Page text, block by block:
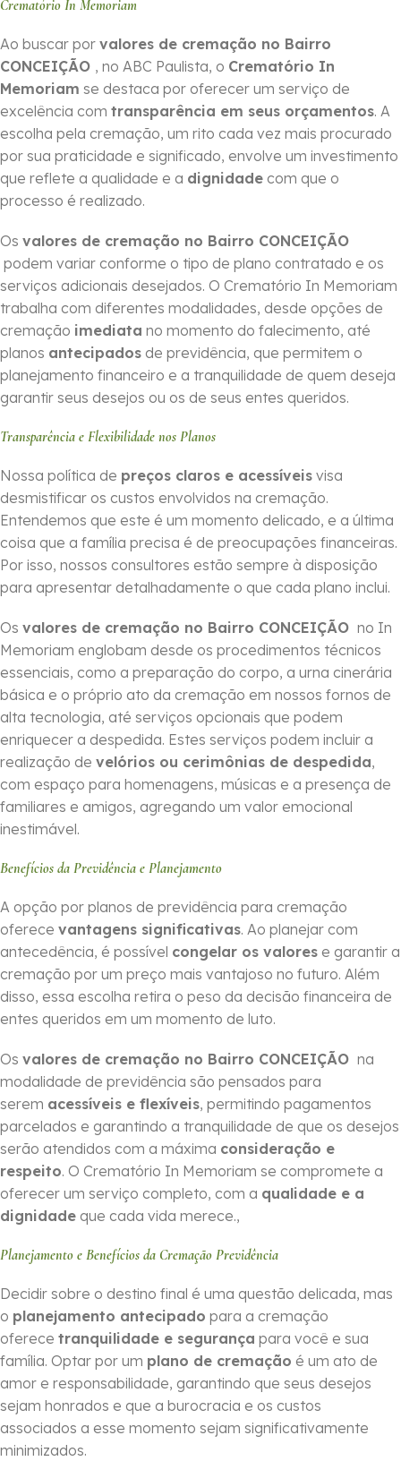
Crematório In Memoriam
Ao buscar por valores de cremação no Bairro
CONCEIÇÃO , no ABC Paulista, o Crematório In
Memoriam se destaca por oferecer um serviço de
excelência com transparência em seus orçamentos. A
escolha pela cremação, um rito cada vez mais procurado
por sua praticidade e significado, envolve um investimento
que reflete a qualidade e a dignidade com que o
processo é realizado.
Os valores de cremação no Bairro CONCEIÇÃO
podem variar conforme o tipo de plano contratado e os
serviços adicionais desejados. O Crematório In Memoriam
trabalha com diferentes modalidades, desde opções de
cremação imediata no momento do falecimento, até
planos antecipados de previdência, que permitem o
planejamento financeiro e a tranquilidade de quem deseja
garantir seus desejos ou os de seus entes queridos.
Transparência e Flexibilidade nos Planos
Nossa política de preços claros e acessíveis visa
desmistificar os custos envolvidos na cremação.
Entendemos que este é um momento delicado, e a última
coisa que a família precisa é de preocupações financeiras.
Por isso, nossos consultores estão sempre à disposição
para apresentar detalhadamente o que cada plano inclui.
Os valores de cremação no Bairro CONCEIÇÃO no In
Memoriam englobam desde os procedimentos técnicos
essenciais, como a preparação do corpo, a urna cinerária
básica e o próprio ato da cremação em nossos fornos de
alta tecnologia, até serviços opcionais que podem
enriquecer a despedida. Estes serviços podem incluir a
realização de velórios ou cerimônias de despedida,
com espaço para homenagens, músicas e a presença de
familiares e amigos, agregando um valor emocional
inestimável.
Benefícios da Previdência e Planejamento
A opção por planos de previdência para cremação
oferece vantagens significativas. Ao planejar com
antecedência, é possível congelar os valores e garantir a
cremação por um preço mais vantajoso no futuro. Além
disso, essa escolha retira o peso da decisão financeira de
entes queridos em um momento de luto.
Os valores de cremação no Bairro CONCEIÇÃO na
modalidade de previdência são pensados para
serem acessíveis e flexíveis, permitindo pagamentos
parcelados e garantindo a tranquilidade de que os desejos
serão atendidos com a máxima consideração e
respeito. O Crematório In Memoriam se compromete a
oferecer um serviço completo, com a qualidade e a
dignidade que cada vida merece.,
Planejamento e Benefícios da Cremação Previdência
Decidir sobre o destino final é uma questão delicada, mas
o planejamento antecipado para a cremação
oferece tranquilidade e segurança para você e sua
família. Optar por um plano de cremação é um ato de
amor e responsabilidade, garantindo que seus desejos
sejam honrados e que a burocracia e os custos
associados a esse momento sejam significativamente
minimizados.